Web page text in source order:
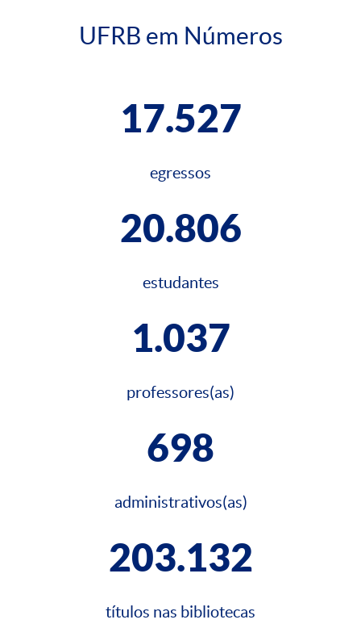
UFRB em Números
17.527
egressos
20.806
estudantes
1.037
professores(as)
698
administrativos(as)
203.132
títulos nas bibliotecas